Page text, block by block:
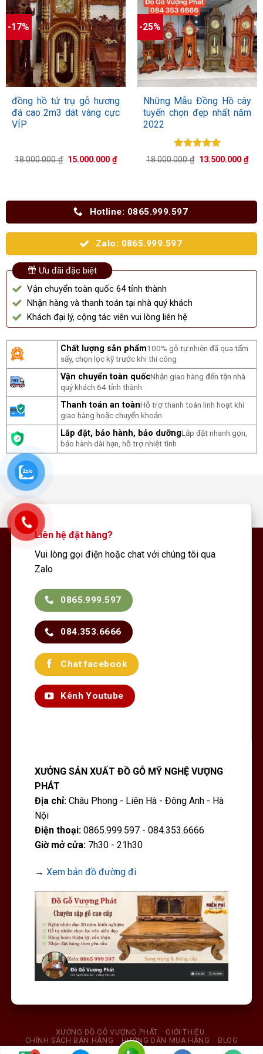
-17%
đồng hồ tứ trụ gỗ hương
đá cao 2m3 dát vàng cực
VÍP
18.000.000₫ Giá
15.000.000₫Giá
hiện
-25%
Những Mẫu Đồng Hồ cây
tuyển chọn đẹp nhất năm
2022
Được xếp
hạng
18.000.000₫ Giá
13.500.000₫Giá
Hotline: 0865.999.597
Zalo: 0865.999.597
Ưu đãi đặc biệt
Vận chuyển toàn quốc 64 tỉnh thành
Nhận hàng và thanh toán tại nhà quý khách
Khách đại lý, cộng tác viên vui lòng liên hệ
Chất lượng sản phẩm100% gỗ tự nhiên đã qua tẩm
sấy, chọn lọc kỹ trước khi thi công
Vận chuyển toàn quốcNhận giao hàng đến tận nhà
quý khách 64 tỉnh thành
Thanh toán an toànHỗ trợ thanh toán linh hoạt khi
giao hàng hoặc chuyển khoản
Lắp đặt, bảo hành, bảo dưỡngLắp đặt nhanh gọn,
bảo hành dài hạn, hỗ trợ nhiệt tình
Liên hệ đặt hàng?
Vui lòng gọi điện hoặc chat với chúng tôi qua
Zalo
0865.999.597
084.353.6666
Chat facebook
Kênh Youtube
XƯỞNG SẢN XUẤT ĐỒ GỖ MỸ NGHỆ VƯỢNG
PHÁT
Địa chỉ:Châu Phong - Liên Hà - Đông Anh - Hà
Nội
Điện thoại:0865.999.597 - 084.353.6666
Giờ mở cửa:7h30 - 21h30
→ Xem bản đồ đường đi
XƯỞNG ĐỒ GỖ VƯỢNG PHÁT
GIỚI THIỆU
CHÍNH SÁCH BÁN HÀNG
HƯỚNG DẪN MUA HÀNG
BLOG
LIÊN HỆ